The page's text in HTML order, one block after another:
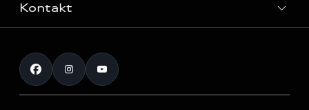
Laoautod
Müügikampaaniad
Audi Liising 1%
Originaalosad
Audi Tallinn
Pärnu esindus
Audi Tartu
Kontakt
Kontakt
Registreeru proovisõidule